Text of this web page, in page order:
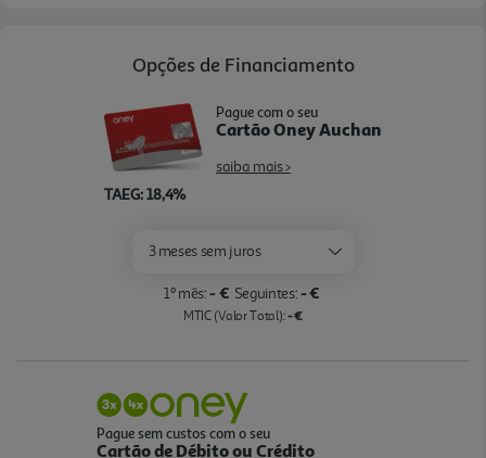
Opções de Financiamento
TAEG: 18,4%
Pague com o seu
Cartão Oney Auchan
saiba mais >
3 meses sem juros
1º mês:- € Seguintes:- €
MTIC (Valor Total):- €
Pague sem custos com o seu
Cartão de Débito ou Crédito